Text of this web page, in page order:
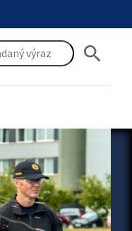
search